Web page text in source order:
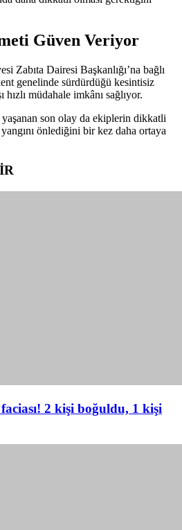
Güven Veriyor
Zabıta Dairesi Başkanlığı’na bağlı
genelinde sürdürdüğü kesintisiz
müdahale imkânı sağlıyor.
son olay da ekiplerin dikkatli
yangını önlediğini bir kez daha ortaya
2 kişi boğuldu, 1 kişi